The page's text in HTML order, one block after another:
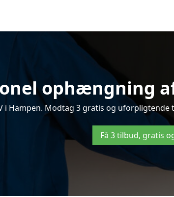
ophængning
i Hampen. Modtag 3 gratis og
Få 3 tilbud, gratis